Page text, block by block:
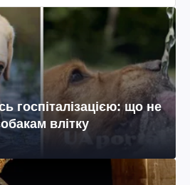
госпіталізацією: що не
влітку